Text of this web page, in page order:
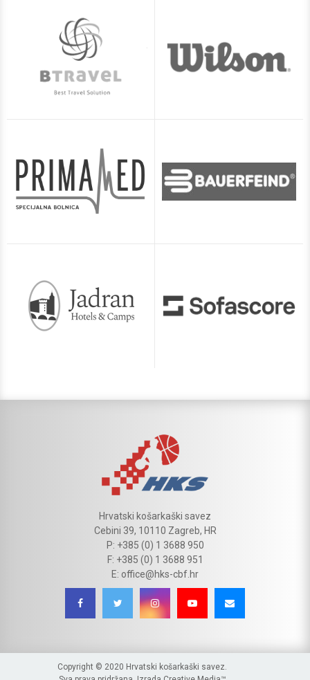
Hrvatski košarkaški savez
Cebini 39, 10110 Zagreb, HR
P: +385 (0) 1 3688 950
F: +385 (0) 1 3688 951
E: office@hks-cbf.hr
Copyright © 2020 Hrvatski košarkaški savez.